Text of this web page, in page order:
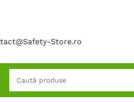
Store.ro